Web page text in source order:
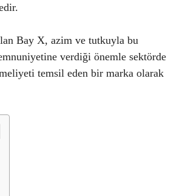
Bay X, azim ve tutkuyla bu
verdiği önemle sektörde
temsil eden bir marka olarak